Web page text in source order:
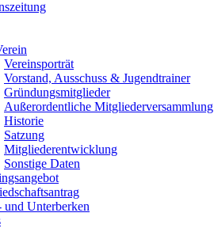
Vereinsporträt
Vorstand, Ausschuss & Jugendtrainer
Gründungsmitglieder
Außerordentliche Mitgliederversammlung
Historie
Satzung
Mitgliederentwicklung
Sonstige Daten
und Unterberken